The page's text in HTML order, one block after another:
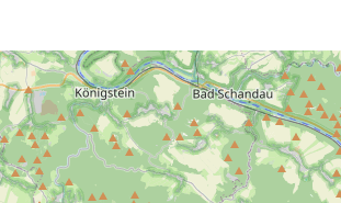
Údajný kříž u domu čp. 283 ve Chřibské
Kříž jižně od Bukolu
Kříž na návsi v Bukolu
Centrální kříž hřbitova v Hrobčicích